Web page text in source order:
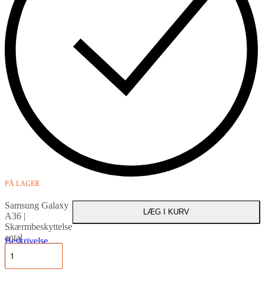
PÅ LAGER
Samsung Galaxy
A36 |
Skærmbeskyttelse
antal
LÆG I KURV
Beskrivelse